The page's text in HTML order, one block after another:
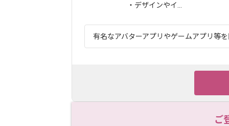
・デザインやイ...
有名なアバターアプリやゲームアプリ等
ご